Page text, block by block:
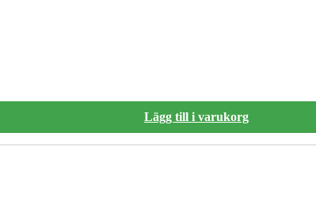
Lägg till i varukorg